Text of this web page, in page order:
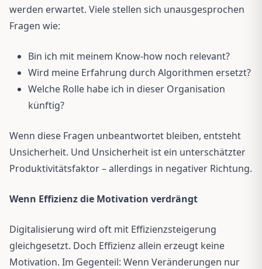
werden erwartet. Viele stellen sich unausgesprochen
Fragen wie:
Bin ich mit meinem Know-how noch relevant?
Wird meine Erfahrung durch Algorithmen ersetzt?
Welche Rolle habe ich in dieser Organisation
künftig?
Wenn diese Fragen unbeantwortet bleiben, entsteht
Unsicherheit. Und Unsicherheit ist ein unterschätzter
Produktivitätsfaktor – allerdings in negativer Richtung.
Wenn Effizienz die Motivation verdrängt
Digitalisierung wird oft mit Effizienzsteigerung
gleichgesetzt. Doch Effizienz allein erzeugt keine
Motivation. Im Gegenteil: Wenn Veränderungen nur